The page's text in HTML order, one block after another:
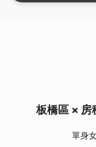
板橋區 × 房
單身